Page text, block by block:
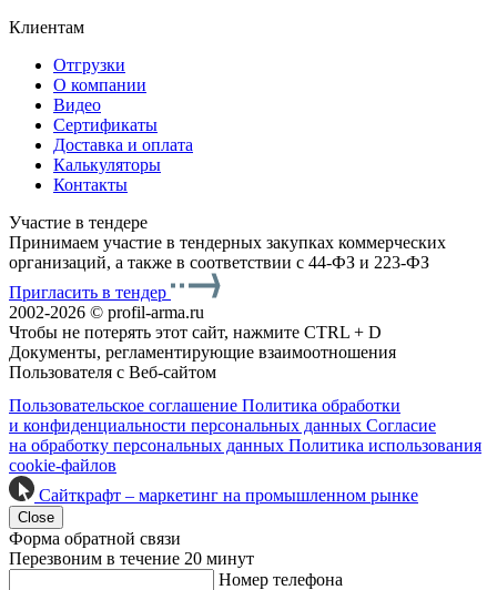
Клиентам
Отгрузки
О компании
Видео
Сертификаты
Доставка и оплата
Калькуляторы
Контакты
Участие в тендере
Принимаем участие в тендерных закупках коммерческих
организаций, а также в соответствии с 44-ФЗ и 223-ФЗ
Пригласить в тендер
2002-2026 © profil-arma.ru
Чтобы не потерять этот сайт, нажмите CTRL + D
Документы, регламентирующие взаимоотношения
Пользователя с Веб-сайтом
Пользовательское соглашение Политика обработки
и конфиденциальности персональных данных Согласие
на обработку персональных данных Политика использования
cookie-файлов
Сайткрафт – маркетинг на промышленном рынке
Close
Форма обратной связи
Перезвоним в течение 20 минут
Номер телефона